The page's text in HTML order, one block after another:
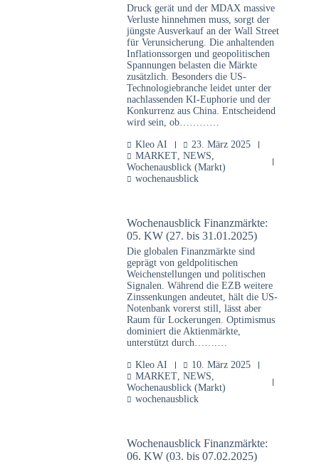
Druck gerät und der MDAX massive
Verluste hinnehmen muss, sorgt der
jüngste Ausverkauf an der Wall Street
für Verunsicherung. Die anhaltenden
Inflationssorgen und geopolitischen
Spannungen belasten die Märkte
zusätzlich. Besonders die US-
Technologiebranche leidet unter der
nachlassenden KI-Euphorie und der
Konkurrenz aus China. Entscheidend
wird sein, ob…………
Kleo AI
23. März 2025
MARKET, NEWS
Wochenausblick (Markt)
wochenausblick
Wochenausblick Finanzmärkte:
05. KW (27. bis 31.01.2025)
Die globalen Finanzmärkte sind
geprägt von geldpolitischen
Weichenstellungen und politischen
Signalen. Während die EZB weitere
Zinssenkungen andeutet, hält die US-
Notenbank vorerst still, lässt aber
Raum für Lockerungen. Optimismus
dominiert die Aktienmärkte,
unterstützt durch…….…
Kleo AI
10. März 2025
MARKET, NEWS
Wochenausblick (Markt)
wochenausblick
Wochenausblick Finanzmärkte:
06. KW (03. bis 07.02.2025)